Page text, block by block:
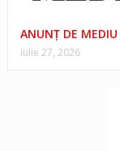
ANUNŢ DE MEDIU
iulie 27, 2026